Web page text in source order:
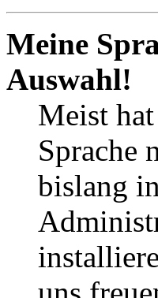
Meine
Auswahl!
Meist
Sprache
bislang